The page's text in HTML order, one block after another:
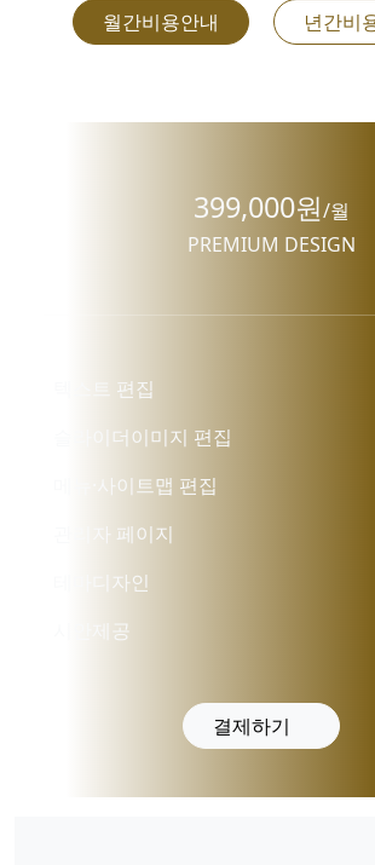
월간비용안내 년간비
399,000원/월
PREMIUM DESIGN
텍스트 편집
슬라이더이미지 편집
메뉴·사이트맵 편집
관리자 페이지
테마디자인
시안제공
결제하기